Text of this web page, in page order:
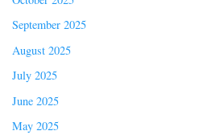
September 2025
August 2025
July 2025
June 2025
May 2025